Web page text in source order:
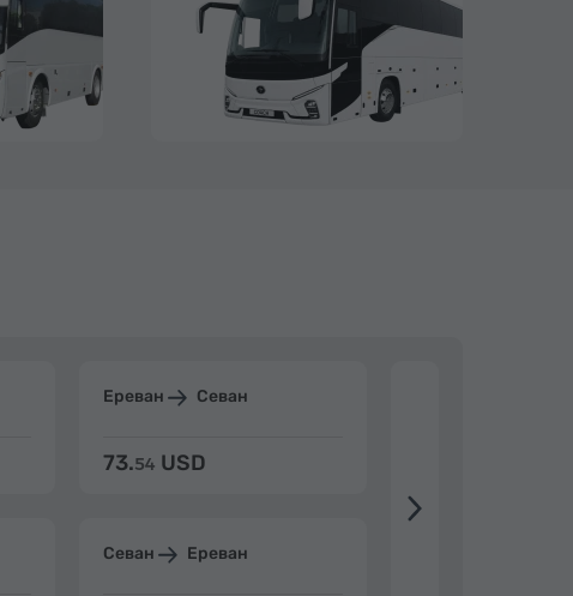
Ереван Севан
73.54 USD
Севан Ереван